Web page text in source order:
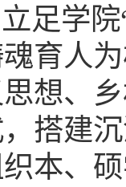
足学
育人
想、
搭建
本、